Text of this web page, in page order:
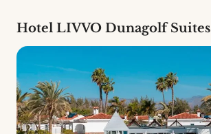
Hotel LIVVO Dunagolf Suites